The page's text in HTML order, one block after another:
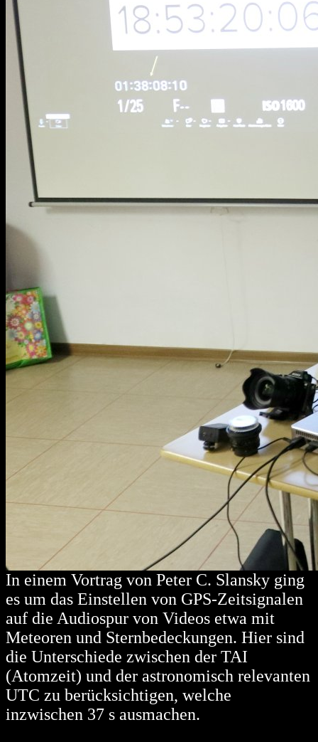
In einem Vortrag von Peter C. Slansky ging
es um das Einstellen von GPS-Zeitsignalen
auf die Audiospur von Videos etwa mit
Meteoren und Sternbedeckungen. Hier sind
die Unterschiede zwischen der TAI
(Atomzeit) und der astronomisch relevanten
UTC zu berücksichtigen, welche
inzwischen 37 s ausmachen.